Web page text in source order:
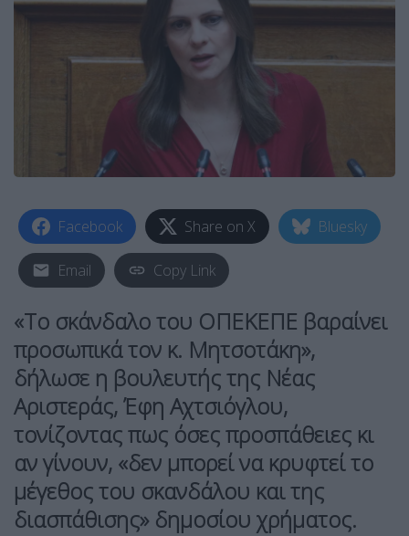
Facebook Share on X Bluesky
Email Copy Link
«Το σκάνδαλο του ΟΠΕΚΕΠΕ βαραίνει
προσωπικά τον κ. Μητσοτάκη»,
δήλωσε η βουλευτής της Νέας
Αριστεράς,Έφη Αχτσιόγλου,
τονίζοντας πως όσες προσπάθειες κι
αν γίνουν, «δεν μπορεί να κρυφτεί το
μέγεθος του σκανδάλου και της
διασπάθισης» δημοσίου χρήματος.